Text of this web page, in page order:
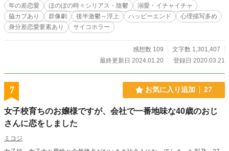
作ること。 高い給料に惹かれて行ってみると、なんと雇い主
はあの司書のお兄さん……！？ 彼の名前はグレン。 見た目に
反してちょっと天然でマイペース、日常がポンコツな残念イ
ケメン。 彼を筆頭に、他の仲間もみんなやる気がない"意識低
ェルだったが、持ち前の明るさと気楽さで徐々に打ち解けて
いく。 一緒においしい物を食べたりおしゃべりをしたり……
そんな日々を楽しく過ごしている中、ある１つの大きな出来
事に直面する。 それをきっかけに仲間達の関係、そしてレイ
チェルの心も動き出す――。 【2部：7章～12章】『平凡なわ
たしと、闇を抱えた彼の恋の話 』 レイチェルの思い人、グレ
ての陰惨な事象に絡みつき、やがて２人と仲間を悲しみと絶
望に引き込んでいく。 【3部：13章～】『どうか、誰か、こ
の手を』 ベルナデッタが聖女候補に選ばれ、実家に戻ること
う。 グレンとジャミルはすぐに釈放されたが、カイルだけが
年の差恋愛 ほのぼの時々シリアス・陰鬱
溺愛・イチャイチャ
脇カプあり
群像劇 後半激鬱～浮上 ハッピーエンド
心理描写多め
身分差恋愛要素あり
サイコホラー
感想数 109
文字数 1,301,407
最終更新日 2024.01.20
登録日 2020.03.21
7 お気に入り追加 27
女子校育ちのお嬢様ですが、会社で一番地味な40歳のおじ
さんに恋をしました
ミコジ